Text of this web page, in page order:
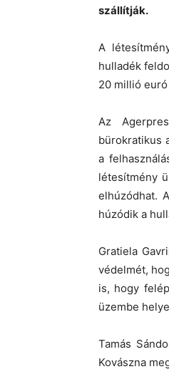
szállítják.
A
hulladék
20 millió
Az
bürokratikus
a
létesítmény
elhúzódhat.
húzódik a
Gratiela
védelmét,
is, hogy
üzembe
Tamás
Kovászna